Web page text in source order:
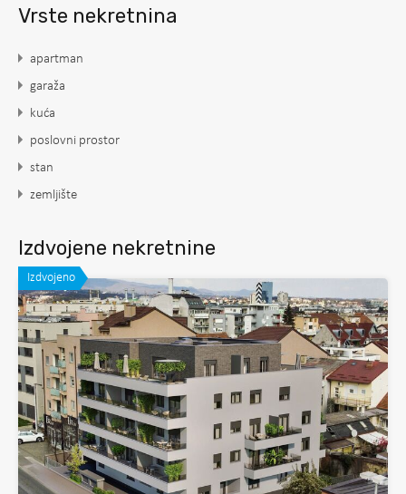
Vrste nekretnina
apartman
garaža
kuća
poslovni prostor
stan
zemljište
Izdvojene nekretnine
Izdvojeno